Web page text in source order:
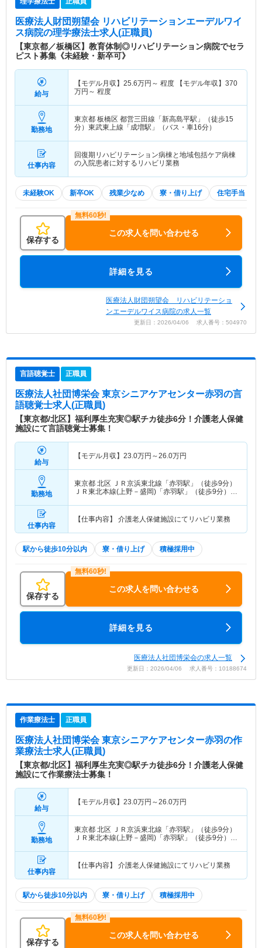
医療法人財団朔望会 リハビリテーションエーデルワイ
ス病院の理学療法士求人(正職員)
【東京都／板橋区】教育体制◎リハビリテーション病院でセラ
ピスト募集《未経験・新卒可》
給与
【モデル月収】 25.6万円～ 程度 【モデル年収】 370
万円～ 程度
勤務地
東京都 板橋区 都営三田線「新高島平駅」（徒歩15
分）東武東上線「成増駅」（バス・車16分）
仕事内容
回復期リハビリテーション病棟と地域包括ケア病棟
の入院患者に対するリハビリ業務
未経験OK 新卒OK 残業少なめ 寮・借り上げ 住宅手当・補
保存する
この求人を問い合わせる
詳細を見る
医療法人財団朔望会 リハビリテーショ
ンエーデルワイス病院の求人一覧
更新日：2026/04/06 求人番号：504970
言語聴覚士 正職員
医療法人社団博栄会 東京シニアケアセンター赤羽の言
語聴覚士求人(正職員)
【東京都/北区】福利厚生充実◎駅チカ徒歩6分！介護老人保健
施設にて言語聴覚士募集！
給与
【モデル月収】 23.0万円～26.0万円
勤務地
東京都 北区 ＪＲ京浜東北線「赤羽駅」（徒歩9分）
ＪＲ東北本線(上野－盛岡)「赤羽駅」（徒歩9分）
仕事内容
【仕事内容】 介護老人保健施設にてリハビリ業務
駅から徒歩10分以内 寮・借り上げ 積極採用中
保存する
この求人を問い合わせる
詳細を見る
医療法人社団博栄会の求人一覧
更新日：2026/04/06 求人番号：10188674
作業療法士 正職員
医療法人社団博栄会 東京シニアケアセンター赤羽の作
業療法士求人(正職員)
【東京都/北区】福利厚生充実◎駅チカ徒歩6分！介護老人保健
施設にて作業療法士募集！
給与
【モデル月収】 23.0万円～26.0万円
勤務地
東京都 北区 ＪＲ京浜東北線「赤羽駅」（徒歩9分）
ＪＲ東北本線(上野－盛岡)「赤羽駅」（徒歩9分）
仕事内容
【仕事内容】 介護老人保健施設にてリハビリ業務
駅から徒歩10分以内 寮・借り上げ 積極採用中
保存する
この求人を問い合わせる